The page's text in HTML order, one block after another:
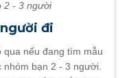
2 - 3 người
đi
nếu đang tìm mẫu
bạn 2 - 3 người.